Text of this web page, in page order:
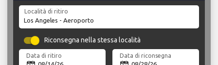
Località di ritiro
Riconsegna nella stessa località
Data di ritiro Data di riconsegna